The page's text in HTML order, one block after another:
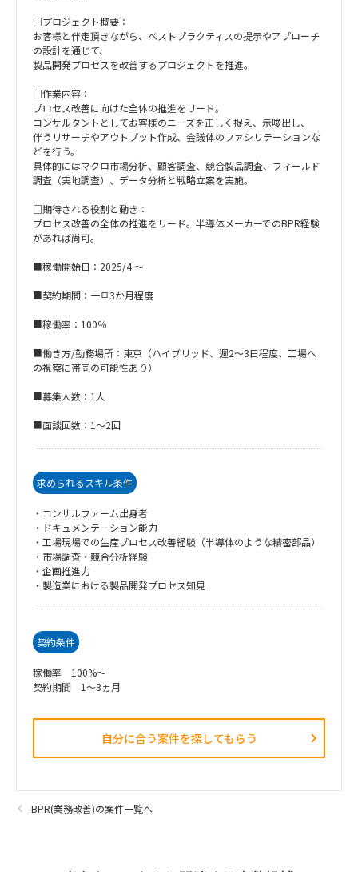
□プロジェクト概要：
お客様と伴走頂きながら、ベストプラクティスの提示やアプローチ
の設計を通じて、
製品開発プロセスを改善するプロジェクトを推進。
□作業内容：
プロセス改善に向けた全体の推進をリード。
コンサルタントとしてお客様のニーズを正しく捉え、示唆出し、
伴うリサーチやアウトプット作成、会議体のファシリテーションな
どを行う。
具体的にはマクロ市場分析、顧客調査、競合製品調査、フィールド
調査（実地調査）、データ分析と戦略立案を実施。
□期待される役割と動き：
プロセス改善の全体の推進をリード。半導体メーカーでのBPR経験
があれば尚可。
■稼働開始日：2025/4 ～
■契約期間：一旦3か月程度
■稼働率：100％
■働き方/勤務場所：東京（ハイブリッド、週2～3日程度、工場へ
の視察に帯同の可能性あり）
■募集人数：1人
■面談回数：1～2回
求められるスキル条件
・コンサルファーム出身者
・ドキュメンテーション能力
・工場現場での生産プロセス改善経験（半導体のような精密部品）
・市場調査・競合分析経験
・企画推進力
・製造業における製品開発プロセス知見
契約条件
稼働率 100%～
契約期間 1～3ヵ月
自分に合う案件を探してもらう​
BPR(業務改善)の案件一覧へ